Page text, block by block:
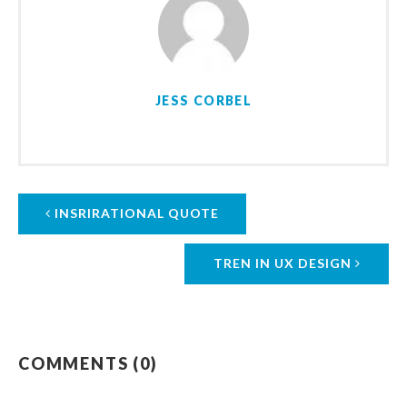
JESS CORBEL
INSRIRATIONAL QUOTE
TREN IN UX DESIGN
COMMENTS (0)